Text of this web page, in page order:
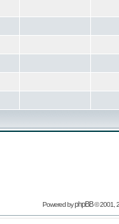
Powered byphpBB© 2001,